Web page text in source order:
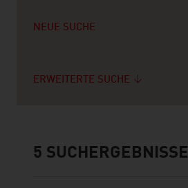
NEUE SUCHE
ERWEITERTE SUCHE
5 SUCHERGEBNISSE